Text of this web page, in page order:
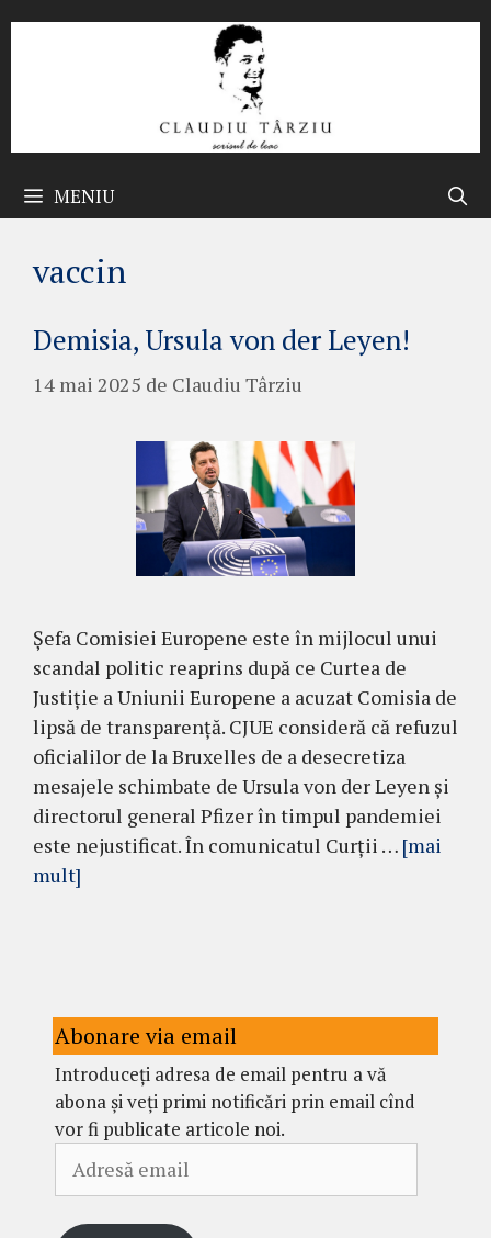
MENIU
vaccin
Demisia, Ursula von der Leyen!
14 mai 2025 de Claudiu Târziu
Șefa Comisiei Europene este în mijlocul unui
scandal politic reaprins după ce Curtea de
Justiție a Uniunii Europene a acuzat Comisia de
lipsă de transparență. CJUE consideră că refuzul
oficialilor de la Bruxelles de a desecretiza
mesajele schimbate de Ursula von der Leyen și
directorul general Pfizer în timpul pandemiei
este nejustificat. În comunicatul Curții … [mai
mult]
Abonare via email
Introduceți adresa de email pentru a vă
abona și veți primi notificări prin email cînd
vor fi publicate articole noi.
email